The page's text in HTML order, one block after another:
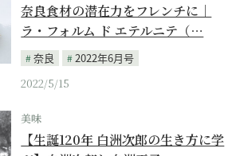
奈良食材の潜在力をフレンチに｜
ラ・フォルム ド エテルニテ（…
奈良
2022年6月号
2022/5/15
美味
【生誕120年 白洲次郎の生き方に学